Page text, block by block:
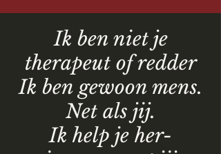
Ik ben niet je
therapeut of redder
Ik ben gewoon mens.
Net als jij.
Ik help je her-